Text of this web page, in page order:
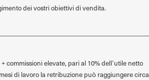
dei vostri obiettivi di vendita.
commissioni elevate, pari al 10% dell’utile netto
di lavoro la retribuzione può raggiungere circa